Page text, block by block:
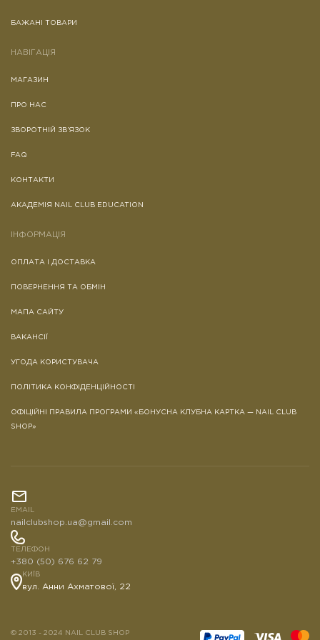
Якщо у Вас є алергія або індивідуальна
Основні інгредієнти:
БАЖАНІ ТОВАРИ
НАВІГАЦІЯ
МАГАЗИН
ПРО НАС
ЗВОРОТНІЙ ЗВ’ЯЗОК
FAQ
КОНТАКТИ
АКАДЕМІЯ NAIL CLUB EDUCATION
ІНФОРМАЦІЯ
ОПЛАТА І ДОСТАВКА
ПОВЕРНЕННЯ ТА ОБМІН
МАПА САЙТУ
ВАКАНСІЇ
УГОДА КОРИСТУВАЧА
ПОЛІТИКА КОНФІДЕНЦІЙНОСТІ
ОФІЦІЙНІ ПРАВИЛА ПРОГРАМИ «БОНУСНА КЛУБНА КАРТКА — NAIL CLUB
SHOP»
EMAIL
nailclubshop.ua@gmail.com
ТЕЛЕФОН
+380 (50) 676 62 79
КИЇВ
вул. Анни Ахматової, 22
© 2013 - 2024 NAIL CLUB SHOP